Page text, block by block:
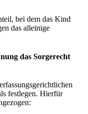
bei dem das Kind
das alleinige
das Sorgerecht
festlegen. Hierfür